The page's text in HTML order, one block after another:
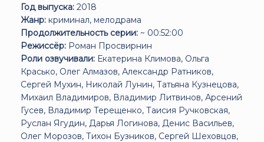
Год выпуска: 2018
Жанр: криминал, мелодрама
Продолжительность серии: ~ 00:52:00
Режиссёр: Роман Просвирнин
Роли озвучивали: Екатерина Климова, Ольга
Красько, Олег Алмазов, Александр Ратников,
Сергей Мухин, Николай Лунин, Татьяна Кузнецова,
Михаил Владимиров, Владимир Литвинов, Арсений
Гусев, Владимир Терещенко, Таисия Ручковская,
Руслан Ягудин, Дарья Логинова, Денис Васильев,
Олег Морозов, Тихон Бузников, Сергей Шеховцов,